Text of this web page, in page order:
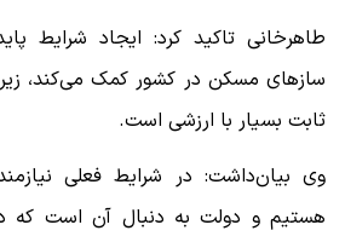
طاهرخانی تاکید کرد: ایجاد شرایط
سازهای مسکن در کشور کمک می‌کند،
ثابت بسیار با ارزشی است.
وی بیان‌داشت: در شرایط فعلی
هستیم و دولت به دنبال آن است که